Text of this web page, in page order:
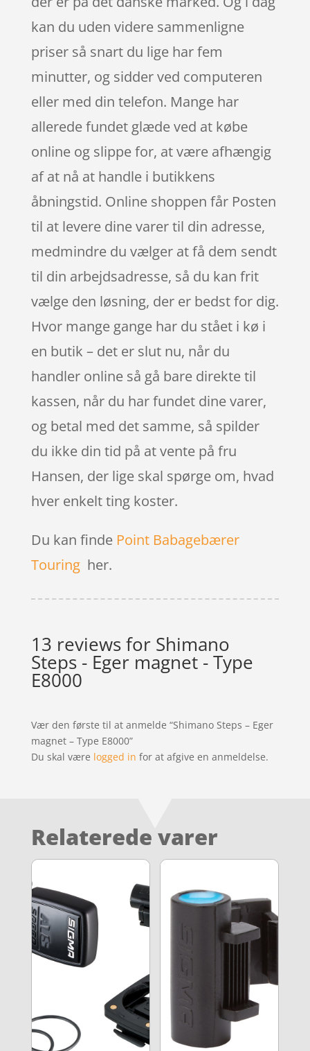
kan du uden videre sammenligne
priser så snart du lige har fem
minutter, og sidder ved computeren
eller med din telefon. Mange har
allerede fundet glæde ved at købe
online og slippe for, at være afhængig
af at nå at handle i butikkens
åbningstid. Online shoppen får Posten
til at levere dine varer til din adresse,
medmindre du vælger at få dem sendt
til din arbejdsadresse, så du kan frit
vælge den løsning, der er bedst for dig.
Hvor mange gange har du stået i kø i
en butik – det er slut nu, når du
handler online så gå bare direkte til
kassen, når du har fundet dine varer,
og betal med det samme, så spilder
du ikke din tid på at vente på fru
Hansen, der lige skal spørge om, hvad
hver enkelt ting koster.
Du kan finde Point Babagebærer
Touringher.
13 reviews for Shimano
Steps - Eger magnet - Type
E8000
Vær den første til at anmelde “Shimano Steps – Eger
magnet – Type E8000”
Du skal være logged in for at afgive en anmeldelse.
Relaterede varer